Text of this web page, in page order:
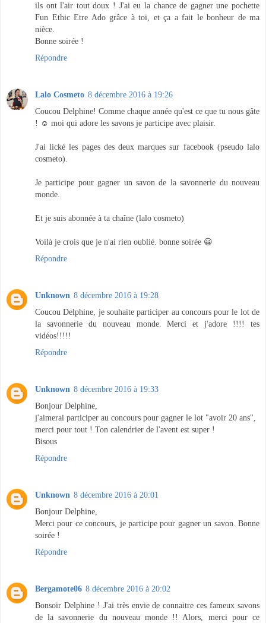
ils ont l'air tout doux ! J'ai eu la chance de gagner une pochette
Fun Ethic Etre Ado grâce à toi, et ça a fait le bonheur de ma
nièce.
Bonne soirée !
Répondre
Lalo Cosmeto 8 décembre 2016 à 19:26
Coucou Delphine! Comme chaque année qu'est ce que tu nous gâte
! ☺ moi qui adore les savons je participe avec plaisir.
J'ai lické les pages des deux marques sur facebook (pseudo lalo
cosmeto).
Je participe pour gagner un savon de la savonnerie du nouveau
monde.
Et je suis abonnée à ta chaîne (lalo cosmeto)
Voilà je crois que je n'ai rien oublié. bonne soirée 😀
Répondre
Unknown 8 décembre 2016 à 19:28
Coucou Delphine, je souhaite participer au concours pour le lot de
la savonnerie du nouveau monde. Merci et j'adore !!!! tes
vidéos!!!!!
Répondre
Unknown 8 décembre 2016 à 19:33
Bonjour Delphine,
j'aimerai participer au concours pour gagner le lot "avoir 20 ans",
merci pour tout ! Ton calendrier de l'avent est super !
Bisous
Répondre
Unknown 8 décembre 2016 à 20:01
Bonjour Delphine,
Merci pour ce concours, je participe pour gagner un savon. Bonne
soirée !
Répondre
Bergamote06 8 décembre 2016 à 20:02
Bonsoir Delphine ! J'ai très envie de connaitre ces fameux savons
de la savonnerie du nouveau monde !! Alors, merci pour ce